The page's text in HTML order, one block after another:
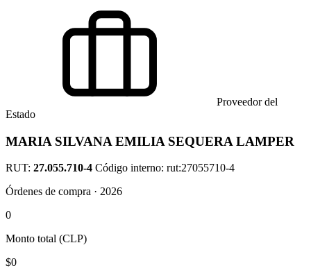
Proveedor del
Estado
MARIA SILVANA EMILIA SEQUERA LAMPER
RUT: 27.055.710-4 Código interno: rut:27055710-4
Órdenes de compra · 2026
0
Monto total (CLP)
$0